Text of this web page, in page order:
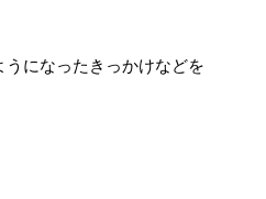
になったきっかけなどを